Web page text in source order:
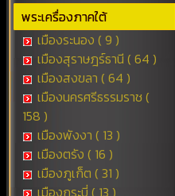
พระเครื่องภาคใต้
เมืองระนอง ( 9 )
เมืองสุราษฎร์ธานี ( 64 )
เมืองสงขลา ( 64 )
เมืองนครศรีธรรมราช (
158 )
เมืองพังงา ( 13 )
เมืองตรัง ( 16 )
เมืองภูเก็ต ( 31 )
เมืองกระบี่ ( 13 )